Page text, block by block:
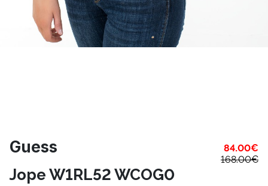
Guess 84.00€
168.00€
Jope W1RL52 WCOG0